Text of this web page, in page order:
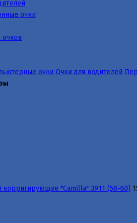
очки
очки Очки для водителей
корригирующие "Camilla" 3911 (58-60)